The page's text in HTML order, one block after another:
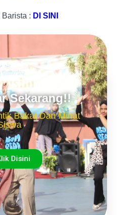
: DI SINI
Sekarang!!
Bakat Dan Minat
Disini